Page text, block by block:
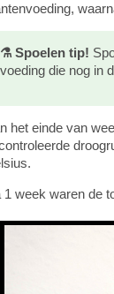
⚗️ Spoelen tip!
voeding die nog in
het einde van
1 week waren de